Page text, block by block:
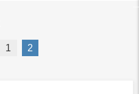
1 2